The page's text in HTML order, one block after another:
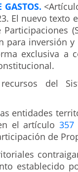
El nuevo texto
para inversión
exclusiva a
del
entidades
el artículo357
de
establecido